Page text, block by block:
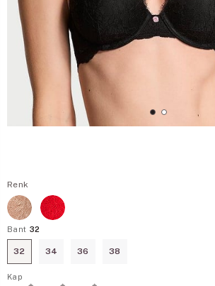
Renk
Bant 32
32 34 36 38
Kap